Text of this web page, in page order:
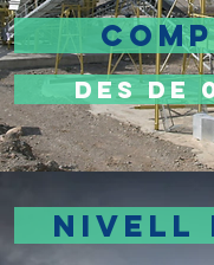
DES DE
NIVELL